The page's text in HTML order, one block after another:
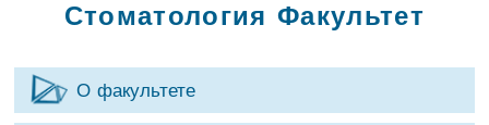
Стоматология Факультет
О факультете